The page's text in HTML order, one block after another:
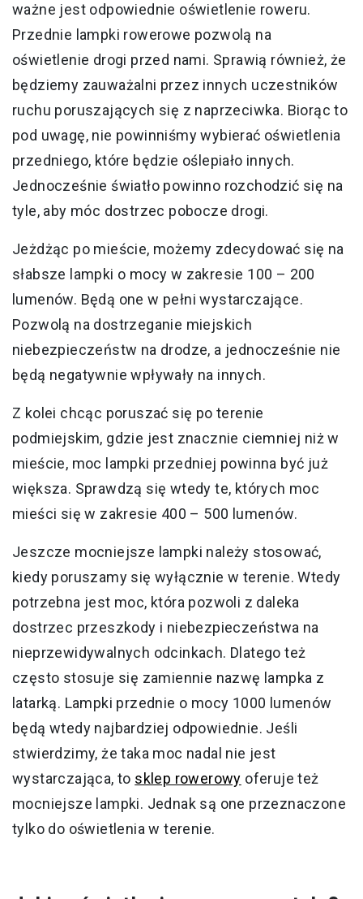
ważne jest odpowiednie oświetlenie roweru.
Przednie lampki rowerowe pozwolą na
oświetlenie drogi przed nami. Sprawią również, że
będziemy zauważalni przez innych uczestników
ruchu poruszających się z naprzeciwka. Biorąc to
pod uwagę, nie powinniśmy wybierać oświetlenia
przedniego, które będzie oślepiało innych.
Jednocześnie światło powinno rozchodzić się na
tyle, aby móc dostrzec pobocze drogi.
Jeżdżąc po mieście, możemy zdecydować się na
słabsze lampki o mocy w zakresie 100 – 200
lumenów. Będą one w pełni wystarczające.
Pozwolą na dostrzeganie miejskich
niebezpieczeństw na drodze, a jednocześnie nie
będą negatywnie wpływały na innych.
Z kolei chcąc poruszać się po terenie
podmiejskim, gdzie jest znacznie ciemniej niż w
mieście, moc lampki przedniej powinna być już
większa. Sprawdzą się wtedy te, których moc
mieści się w zakresie 400 – 500 lumenów.
Jeszcze mocniejsze lampki należy stosować,
kiedy poruszamy się wyłącznie w terenie. Wtedy
potrzebna jest moc, która pozwoli z daleka
dostrzec przeszkody i niebezpieczeństwa na
nieprzewidywalnych odcinkach. Dlatego też
często stosuje się zamiennie nazwę lampka z
latarką. Lampki przednie o mocy 1000 lumenów
będą wtedy najbardziej odpowiednie. Jeśli
stwierdzimy, że taka moc nadal nie jest
wystarczająca, to sklep rowerowy oferuje też
mocniejsze lampki. Jednak są one przeznaczone
tylko do oświetlenia w terenie.